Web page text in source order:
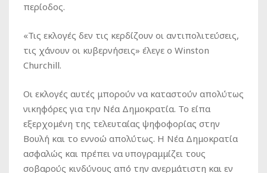
περίοδος.
«Τις εκλογές δεν τις κερδίζουν οι αντιπολιτεύσεις,
τις χάνουν οι κυβερνήσεις» έλεγε ο Winston
Churchill.
Oι εκλογές αυτές μπορούν να καταστούν απολύτως
νικηφόρες για την Νέα Δημοκρατία. Το είπα
εξερχομένη της τελευταίας ψηφοφορίας στην
Βουλή και το εννοώ απολύτως. Η Νέα Δημοκρατία
ασφαλώς και πρέπει να υπογραμμίζει τους
σοβαρούς κινδύνους από την ανερμάτιστη και εν